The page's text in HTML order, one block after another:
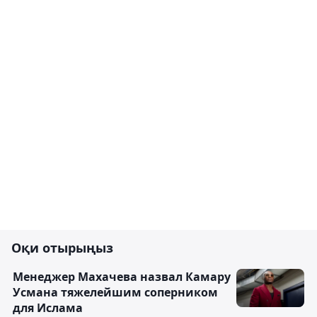
Оқи отырыңыз
Менеджер Махачева назвал Камару
Усмана тяжелейшим соперником
для Ислама